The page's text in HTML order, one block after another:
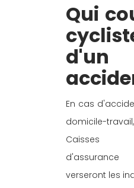
Qui
d'un
En cas
domicile-
Caisses
verseront les